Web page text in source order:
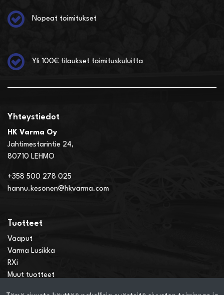
Nopeat toimitukset
Yli 100€ tilaukset toimituskuluitta
Yhteystiedot
HK Varma Oy
Jahtimestarintie 24,
80710 LEHMO
+358 500 278 025
hannu.kesonen@hkvarma.com
Tuotteet
Vaaput
Varma Lusikka
RXi
Muut tuotteet